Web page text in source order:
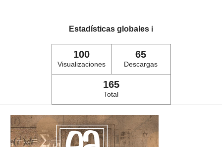
Estadísticas globales ℹ️
100
Visualizaciones
65
Descargas
165
Total